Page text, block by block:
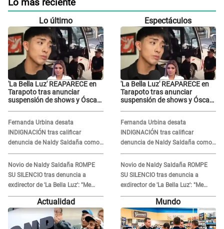
Lo más reciente
Lo último
'La Bella Luz' REAPARECE en
Tarapoto tras anunciar
suspensión de shows y Óscar
Fernanda Urbina desata
INDIGNACIÓN tras calificar
denuncia de Naldy Saldaña como
'acto bochornoso': "No es justo
atacar a otra mujer"
Novio de Naldy Saldaña ROMPE
SU SILENCIO tras denuncia a
exdirector de 'La Bella Luz': "Me
basta con que ella esté bien"
Espectáculos
'La Bella Luz' REAPARECE en
Tarapoto tras anunciar
suspensión de shows y Óscar
Fernanda Urbina desata
INDIGNACIÓN tras calificar
denuncia de Naldy Saldaña como
'acto bochornoso': "No es justo
atacar a otra mujer"
Novio de Naldy Saldaña ROMPE
SU SILENCIO tras denuncia a
exdirector de 'La Bella Luz': "Me
basta con que ella esté bien"
Actualidad Mundo